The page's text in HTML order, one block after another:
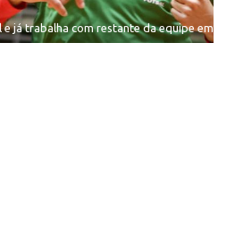
já trabalha com restante da equipe em